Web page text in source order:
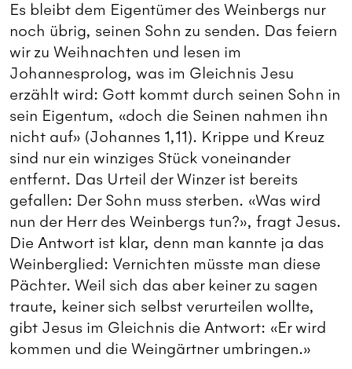
Es bleibt dem Eigentümer des Weinbergs nur
noch übrig, seinen Sohn zu senden. Das feiern
wir zu Weihnachten und lesen im
Johannesprolog, was im Gleichnis Jesu
erzählt wird: Gott kommt durch seinen Sohn in
sein Eigentum, «doch die Seinen nahmen ihn
nicht auf» (Johannes 1,11). Krippe und Kreuz
sind nur ein winziges Stück voneinander
entfernt. Das Urteil der Winzer ist bereits
gefallen: Der Sohn muss sterben. «Was wird
nun der Herr des Weinbergs tun?», fragt Jesus.
Die Antwort ist klar, denn man kannte ja das
Weinberglied: Vernichten müsste man diese
Pächter. Weil sich das aber keiner zu sagen
traute, keiner sich selbst verurteilen wollte,
gibt Jesus im Gleichnis die Antwort: «Er wird
kommen und die Weingärtner umbringen.»